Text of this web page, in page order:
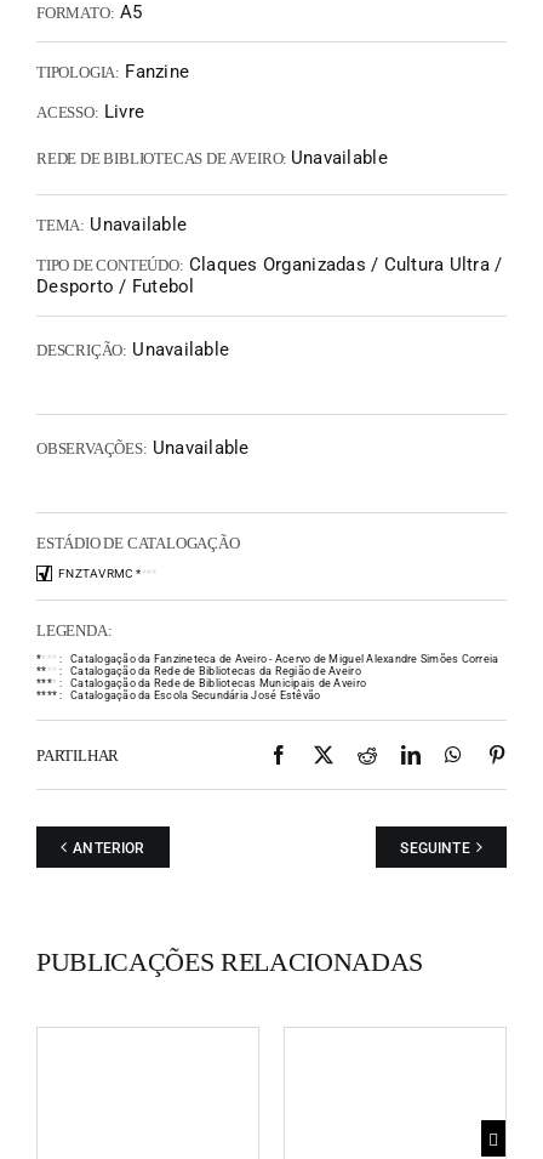
FORMATO: A5
TIPOLOGIA: Fanzine
ACESSO: Livre
REDE DE BIBLIOTECAS DE AVEIRO: Unavailable
TEMA: Unavailable
TIPO DE CONTEÚDO: Claques Organizadas / Cultura Ultra /
Desporto / Futebol
DESCRIÇÃO: Unavailable
OBSERVAÇÕES: Unavailable
ESTÁDIO DE CATALOGAÇÃO
FNZTAVRMC ****
LEGENDA:
** * * :
Catalogação da Fanzineteca de Aveiro - Acervo de Miguel Alexandre Simões Correia
** * * :
Catalogação da Rede de Bibliotecas da Região de Aveiro
**** :
Catalogação da Rede de Bibliotecas Municipais de Aveiro
**** : Catalogação da Escola Secundária José Estêvão
PARTILHAR Facebook
X RedditLinkedIn
ANTERIOR SEGUINTE
PUBLICAÇÕES RELACIONADAS